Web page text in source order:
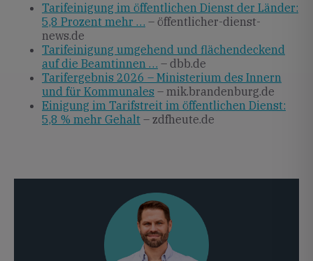
Tarifeinigung im öffentlichen Dienst der Länder:
5,8 Prozent mehr … – öffentlicher-dienst-
news.de
Tarifeinigung umgehend und flächendeckend
auf die Beamtinnen … – dbb.de
Tarifergebnis 2026 – Ministerium des Innern
und für Kommunales – mik.brandenburg.de
Einigung im Tarifstreit im öffentlichen Dienst:
5,8 % mehr Gehalt – zdfheute.de